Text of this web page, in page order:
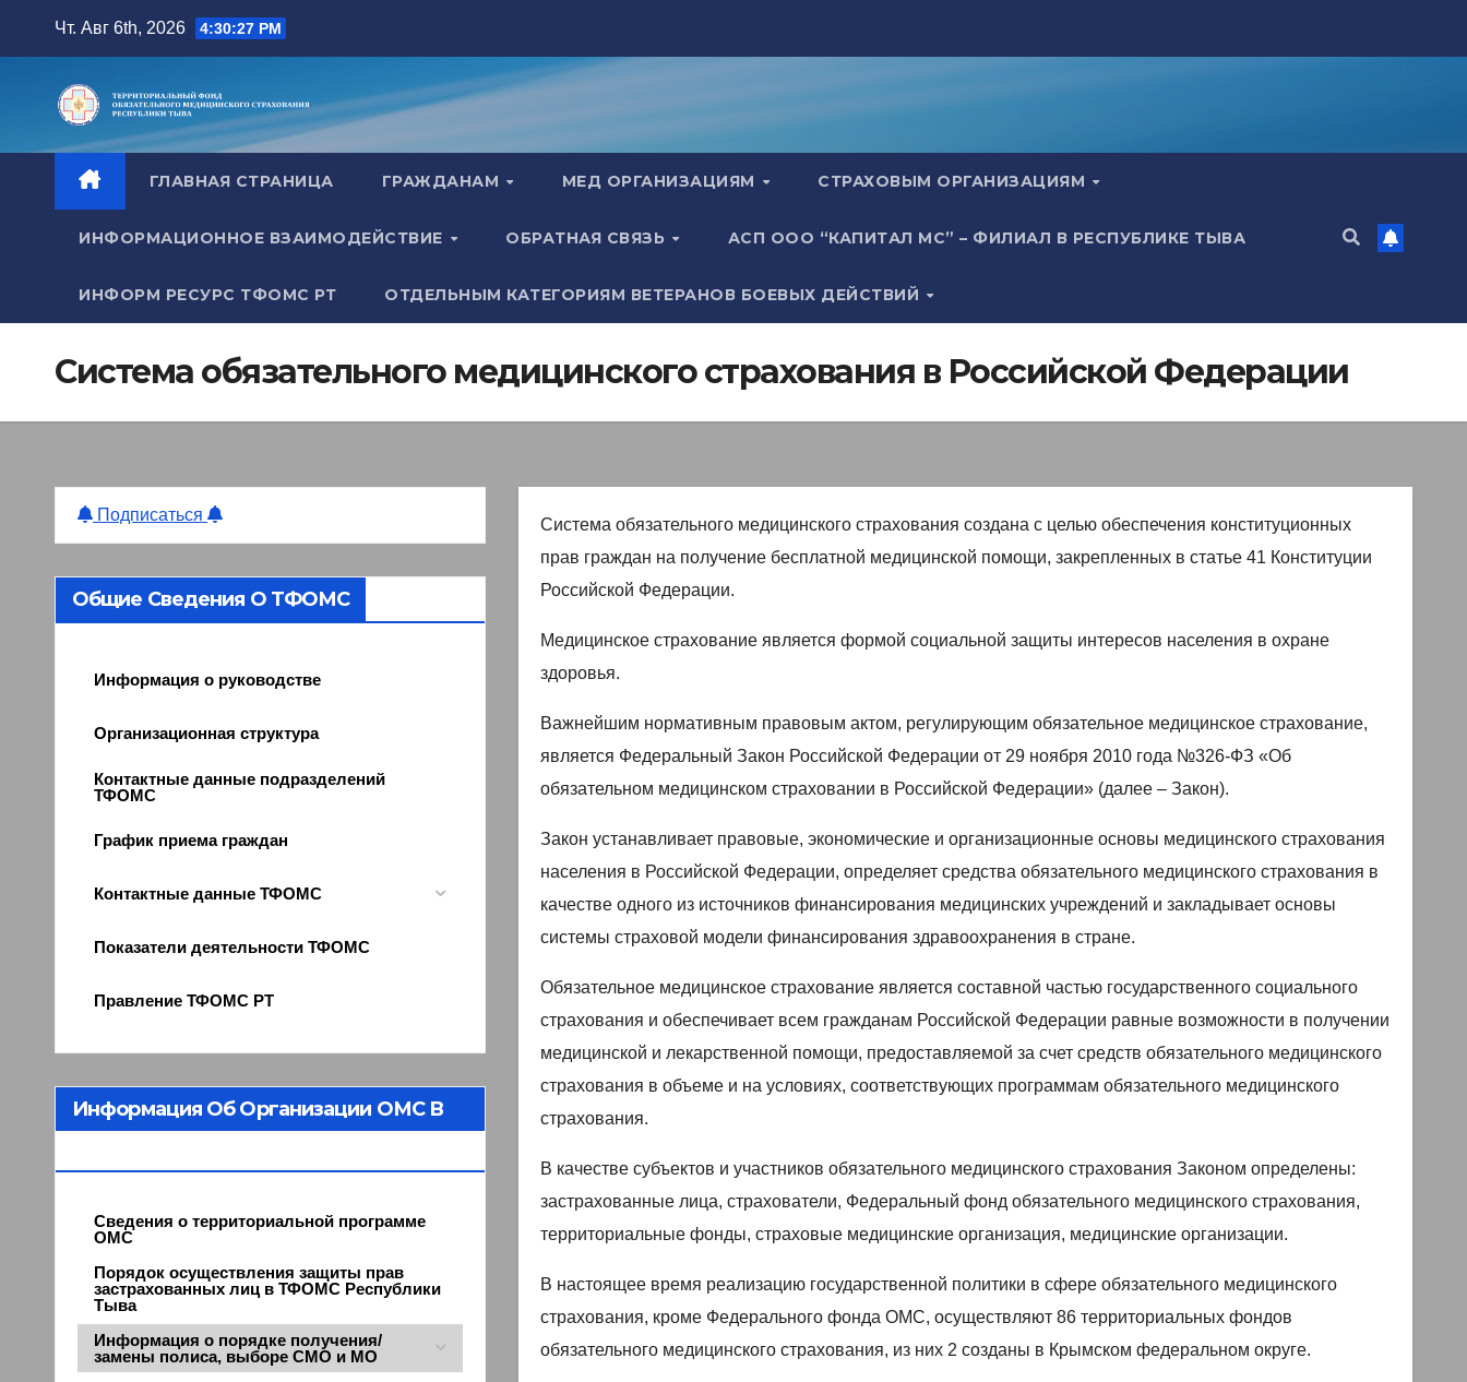
содержимому
Чт. Авг 6th, 2026 4:30:28 PM
ГЛАВНАЯ СТРАНИЦА ГРАЖДАНАМ МЕД ОРГАНИЗАЦИЯМ СТРАХОВЫМ ОРГАНИЗАЦИЯМ
ИНФОРМАЦИОННОЕ ВЗАИМОДЕЙСТВИЕ ОБРАТНАЯ СВЯЗЬ АСП ООО “КАПИТАЛ МС” – ФИЛИАЛ В РЕСПУБЛИКЕ ТЫВА
ИНФОРМ РЕСУРС ТФОМС РТ ОТДЕЛЬНЫМ КАТЕГОРИЯМ ВЕТЕРАНОВ БОЕВЫХ ДЕЙСТВИЙ
Система обязательного медицинского страхования в Российской Федерации
Подписаться
Общие Сведения О ТФОМС
Информация о руководстве
Организационная структура
Контактные данные подразделений
ТФОМС
График приема граждан
Контактные данные ТФОМС
Показатели деятельности ТФОМС
Правление ТФОМС РТ
Информация Об Организации ОМС В
Сведения о территориальной программе
ОМС
Порядок осуществления защиты прав
застрахованных лиц в ТФОМС Республики
Тыва
Информация о порядке получения/
замены полиса, выборе СМО и МО
Система обязательного медицинского страхования создана с целью обеспечения конституционных
прав граждан на получение бесплатной медицинской помощи, закрепленных в статье 41 Конституции
Российской Федерации.
Медицинское страхование является формой социальной защиты интересов населения в охране
здоровья.
Важнейшим нормативным правовым актом, регулирующим обязательное медицинское страхование,
является Федеральный Закон Российской Федерации от 29 ноября 2010 года №326-ФЗ «Об
обязательном медицинском страховании в Российской Федерации» (далее – Закон).
Закон устанавливает правовые, экономические и организационные основы медицинского страхования
населения в Российской Федерации, определяет средства обязательного медицинского страхования в
качестве одного из источников финансирования медицинских учреждений и закладывает основы
системы страховой модели финансирования здравоохранения в стране.
Обязательное медицинское страхование является составной частью государственного социального
страхования и обеспечивает всем гражданам Российской Федерации равные возможности в получении
медицинской и лекарственной помощи, предоставляемой за счет средств обязательного медицинского
страхования в объеме и на условиях, соответствующих программам обязательного медицинского
страхования.
В качестве субъектов и участников обязательного медицинского страхования Законом определены:
застрахованные лица, страхователи, Федеральный фонд обязательного медицинского страхования,
территориальные фонды, страховые медицинские организация, медицинские организации.
В настоящее время реализацию государственной политики в сфере обязательного медицинского
страхования, кроме Федерального фонда ОМС, осуществляют 86 территориальных фондов
обязательного медицинского страхования, из них 2 созданы в Крымском федеральном округе.